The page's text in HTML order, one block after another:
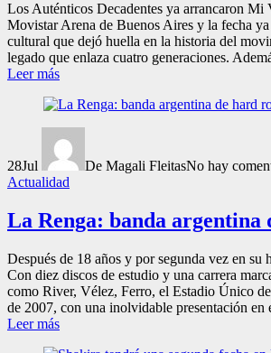
Los Auténticos Decadentes ya arrancaron Mi
Movistar Arena de Buenos Aires y la fecha
cultural que dejó huella en la historia del
legado que enlaza cuatro generaciones.
Leer más
28Jul De Magali FleitasNo hay
Actualidad
La Renga: banda
Después de 18 años y por segunda vez en
Con diez discos de estudio y una carrera
como River, Vélez, Ferro, el Estadio Único
de 2007, con una inolvidable presentación
Leer más